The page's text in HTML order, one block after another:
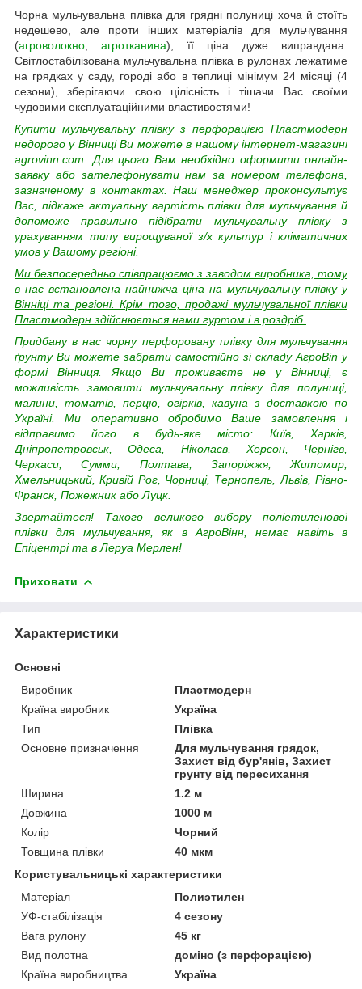
Чорна мульчувальна плівка для грядні полуниці хоча й стоїть
недешево, але проти інших матеріалів для мульчування
(агроволокно ,агротканина), її ціна дуже виправдана.
Світлостабілізована мульчувальна плівка в рулонах лежатиме
на грядках у саду, городі або в теплиці мінімум 24 місяці (4
сезони), зберігаючи свою цілісність і тішачи Вас своїми
чудовими експлуатаційними властивостями!
Купити мульчувальну плівку з перфорацією Пластмодерн
недорого у Вінниці Ви можете в нашому інтернет-магазині
agrovinn.com. Для цього Вам необхідно оформити онлайн-
заявку або зателефонувати нам за номером телефона,
зазначеному в контактах. Наш менеджер проконсультує
Вас, підкаже актуальну вартість плівки для мульчування й
допоможе правильно підібрати мульчувальну плівку з
урахуванням типу вирощуваної з/х культур і кліматичних
умов у Вашому регіоні.
Ми безпосередньо співпрацюємо з заводом виробника, тому
в нас встановлена найнижча ціна на мульчувальну плівку у
Вінніці та регіоні. Крім того, продажі мульчувальної плівки
Пластмодерн здійснюється нами гуртом і в роздріб.
Придбану в нас чорну перфоровану плівку для мульчування
ґрунту Ви можете забрати самостійно зі складу АгроВin у
формі Вінниця. Якщо Ви проживаєте не у Вінниці, є
можливість замовити мульчувальну плівку для полуниці,
малини, томатів, перцю, огірків, кавуна з доставкою по
Україні. Ми оперативно обробимо Ваше замовлення і
відправимо його в будь-яке місто: Київ, Харків,
Дніпропетровськ, Одеса, Ніколаєв, Херсон, Чернігв,
Черкаси, Сумми, Полтава, Запоріжжя, Житомир,
Хмельницький, Кривій Рог, Чорниці, Тернопель, Львів, Рівно-
Франск, Пожежник або Луцк.
Звертайтеся! Такого великого вибору поліетиленової
плівки для мульчування, як в АгроВінн, немає навіть в
Епіцентрі та в Леруа Мерлен!
Приховати
Характеристики
Основні
Виробник
Пластмодерн
Країна виробник
Україна
Тип
Плівка
Основне призначення
Для мульчування грядок,
Захист від бур'янів, Захист
грунту від пересихання
Ширина
1.2 м
Довжина
1000 м
Колір
Чорний
Товщина плівки
40 мкм
Користувальницькі характеристики
Матеріал
Полиэтилен
УФ-стабілізація
4 сезону
Вага рулону
45 кг
Вид полотна
доміно (з перфорацією)
Країна виробництва
Україна